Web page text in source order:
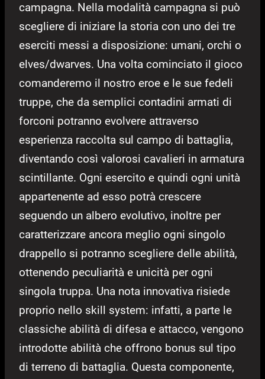
campagna. Nella modalità campagna si può
scegliere di iniziare la storia con uno dei tre
eserciti messi a disposizione: umani, orchi o
elves/dwarves. Una volta cominciato il gioco
comanderemo il nostro eroe e le sue fedeli
truppe, che da semplici contadini armati di
forconi potranno evolvere attraverso
esperienza raccolta sul campo di battaglia,
diventando così valorosi cavalieri in armatura
scintillante. Ogni esercito e quindi ogni unità
appartenente ad esso potrà crescere
seguendo un albero evolutivo, inoltre per
caratterizzare ancora meglio ogni singolo
drappello si potranno scegliere delle abilità,
ottenendo peculiarità e unicità per ogni
singola truppa. Una nota innovativa risiede
proprio nello skill system: infatti, a parte le
classiche abilità di difesa e attacco, vengono
introdotte abilità che offrono bonus sul tipo
di terreno di battaglia. Questa componente,